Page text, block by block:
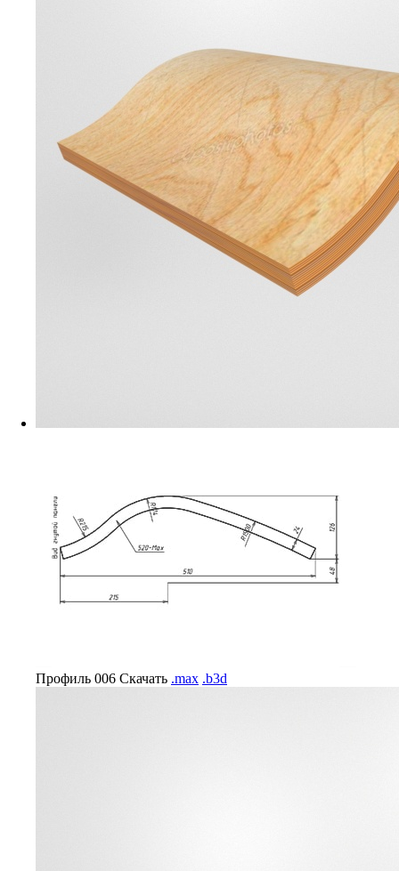
Профиль 006 Скачать .max .b3d